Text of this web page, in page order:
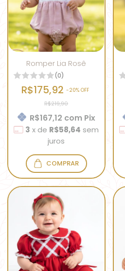
Romper Lia Rosê
(0)
R$175,92-20% OFF
R$219,90
R$167,12 com Pix
3 x de R$58,64 sem
juros
COMPRAR